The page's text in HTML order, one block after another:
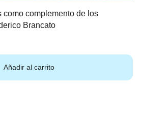
como complemento de los
Brancato
Añadir al carrito